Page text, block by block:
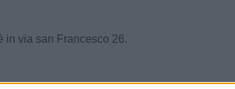
in via san Francesco 26.